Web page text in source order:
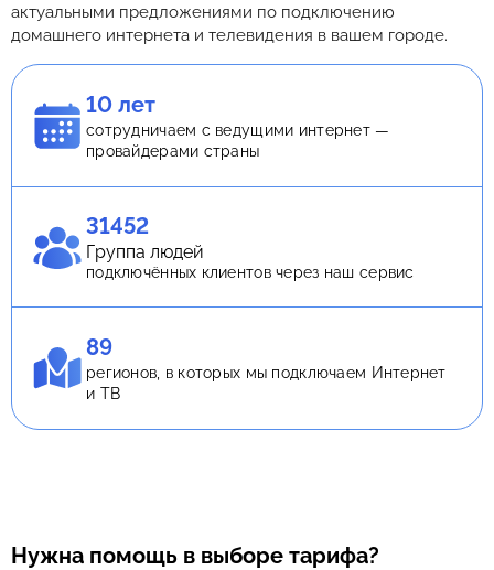
актуальными предложениями по подключению
домашнего интернета и телевидения в вашем городе.
10 лет
сотрудничаем с ведущими интернет —
провайдерами страны
31452
Группа людей
подключённых клиентов через наш сервис
89
регионов, в которых мы подключаем Интернет
и ТВ
Нужна помощь в выборе тарифа?